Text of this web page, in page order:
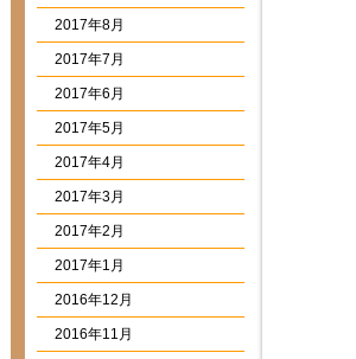
2017年8月
2017年7月
2017年6月
2017年5月
2017年4月
2017年3月
2017年2月
2017年1月
2016年12月
2016年11月